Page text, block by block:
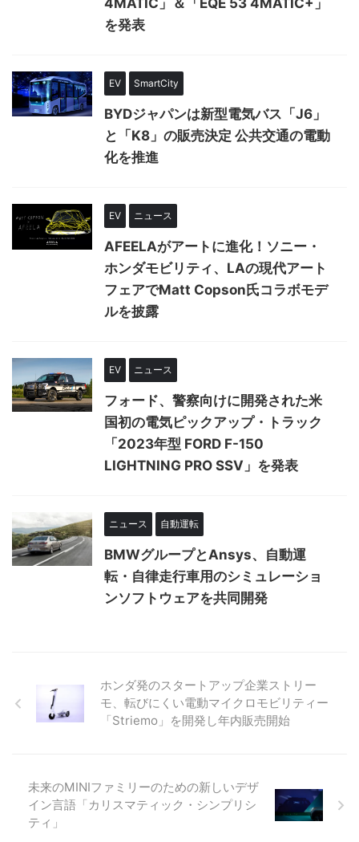
4MATIC」＆「EQE 53 4MATIC+」
を発表
EV SmartCity
BYDジャパンは新型電気バス「J6」
と「K8」の販売決定 公共交通の電動
化を推進
EV ニュース
AFEELAがアートに進化！ソニー・
ホンダモビリティ、LAの現代アート
フェアでMatt Copson氏コラボモデ
ルを披露
EV ニュース
フォード、警察向けに開発された米
国初の電気ピックアップ・トラック
「2023年型 FORD F-150
LIGHTNING PRO SSV」を発表
ニュース 自動運転
BMWグループとAnsys、自動運
転・自律走行車用のシミュレーショ
ンソフトウェアを共同開発
ホンダ発のスタートアップ企業ストリー
モ、転びにくい電動マイクロモビリティー
「Striemo」を開発し年内販売開始
未来のMINIファミリーのための新しいデザ
イン言語「カリスマティック・シンプリシ
ティ」